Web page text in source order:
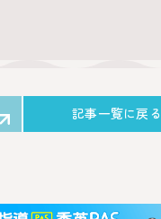
記事一覧に戻る